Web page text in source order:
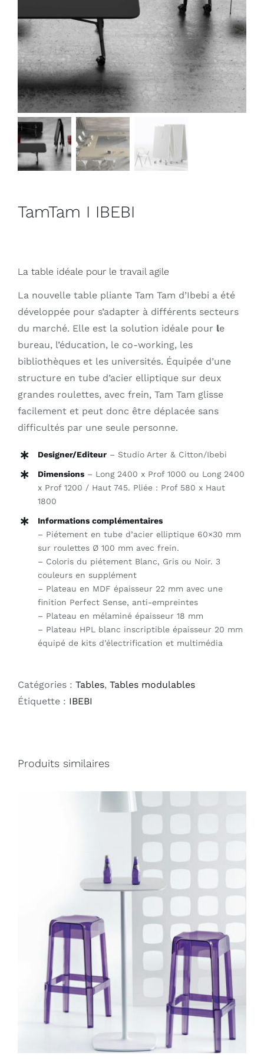
Contact
TamTam I IBEBI
La table idéale pour le travail agile
La nouvelle table pliante Tam Tam d’Ibebi a été
développée pour s’adapter à différents secteurs
du marché. Elle est la solution idéale pour le
bureau, l’éducation, le co-working, les
bibliothèques et les universités. Équipée d’une
structure en tube d’acier elliptique sur deux
grandes roulettes, avec frein, Tam Tam glisse
facilement et peut donc être déplacée sans
difficultés par une seule personne.
Designer/Editeur– Studio Arter & Citton/Ibebi
Dimensions– Long 2400 x Prof 1000 ou Long 2400
x Prof 1200 / Haut 745. Pliée : Prof 580 x Haut
1800
Informations complémentaires
– Piétement en tube d’acier elliptique 60×30 mm
sur roulettes Ø 100 mm avec frein.
– Coloris du piétement Blanc, Gris ou Noir. 3
couleurs en supplément
– Plateau en MDF épaisseur 22 mm avec une
finition Perfect Sense, anti-empreintes
– Plateau en mélaminé épaisseur 18 mm
– Plateau HPL blanc inscriptible épaisseur 20 mm
équipé de kits d’électrification et multimédia
Catégories : Tables, Tables modulables
Étiquette : IBEBI
Produits similaires
DÉTAILS